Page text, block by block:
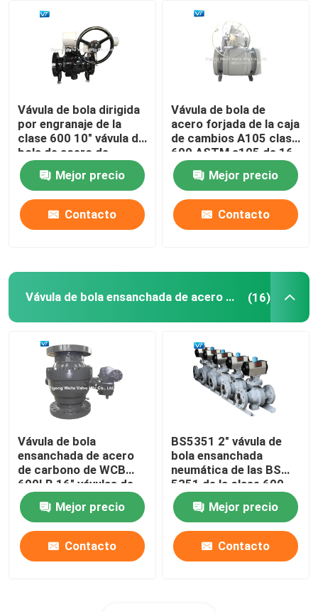
Vávula de bola de Pigging
vávula de bola eléctrica
Vávula de bola criogénica
Válvulas hidráulicas del poder
Vávula de bola superior de la entrada
Vávula de bola dirigida
por engranaje de la
clase 600 10" vávula de
bola de acero de
carbono de WCB
Mejor precio
Contacto
Vávula de bola de
acero forjada de la caja
de cambios A105 clase
600 ASTM a105 de 16
pulgadas
Mejor precio
Contacto
Vávula de bola ensanchada de acero de carbono (16)
Vávula de bola
ensanchada de acero
de carbono de WCB
600LB 16" vávulas de
bola del diámetro
grandeMejor precio
Contacto
BS5351 2" vávula de
bola ensanchada
neumática de las BS
5351 de la clase 600
de la vávula de bola con
la caja de interruptor
de límite
Mejor precio
Contacto